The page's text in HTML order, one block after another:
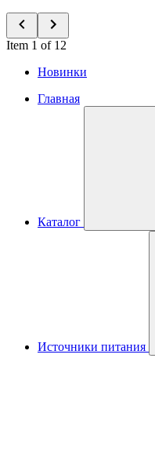
Item 1 of 12
Новинки
Главная
Каталог
Источники питания